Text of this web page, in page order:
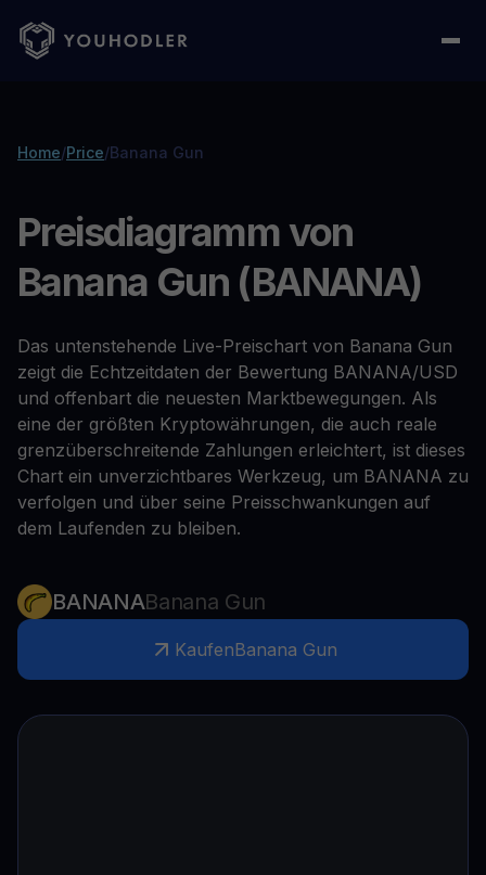
Home/Price/Banana Gun
Preisdiagramm von
Banana Gun (BANANA)
Das untenstehende Live-Preischart von Banana Gun
zeigt die Echtzeitdaten der Bewertung BANANA/USD
und offenbart die neuesten Marktbewegungen. Als
eine der größten Kryptowährungen, die auch reale
grenzüberschreitende Zahlungen erleichtert, ist dieses
Chart ein unverzichtbares Werkzeug, um BANANA zu
verfolgen und über seine Preisschwankungen auf
dem Laufenden zu bleiben.
BANANABanana Gun
KaufenBanana Gun